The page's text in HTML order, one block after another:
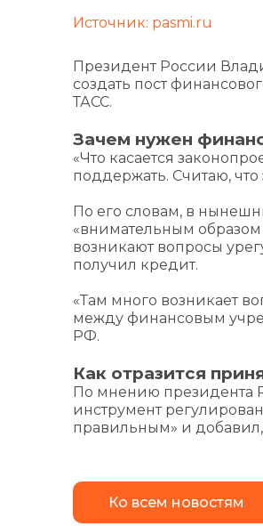
Источник: pasmi.ru
Президент России
создать пост
ТАСС.
Зачем нужен
«Что касается
поддержать. Считаю, что
По его словам, в
«внимательным образом
возникают вопросы
получил кредит.
«Там много возникает
между финансовым
РФ.
Как отразится
По мнению президента
инструмент
правильным» и добавил,
Ко всем новостям